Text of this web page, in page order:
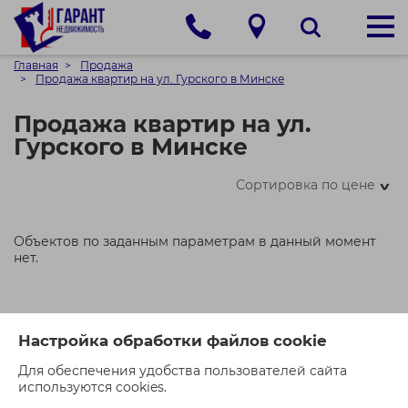
Настройка обработки файлов cookie
Для обеспечения удобства пользователей сайта
используются cookies.
Главная
Продажа
Продажа квартир на ул. Гурского в Минске
Продажа квартир на ул.
Гурского в Минске
Сортировка по цене>
Объектов по заданным параметрам в данный момент
нет.